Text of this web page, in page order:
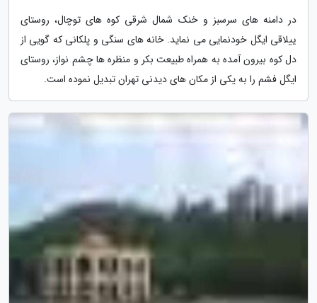
در دامنه های سرسبز و خنک شمال شرقی کوه های توچال، روستای
ییلاقی ایگل خودنمایی می نماید. خانه های سنگی و پلکانی که گویی از
دل کوه بیرون آمده به همراه طبیعت بکر و منظره ها چشم نواز، روستای
ایگل فشم را به یکی از مکان های دیدنی تهران تبدیل نموده است.